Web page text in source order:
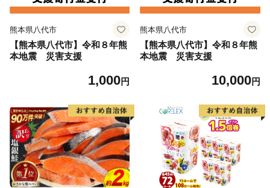
熊本県八代市
【熊本県八代市】令和８年熊
本地震 災害支援
1,000円
熊本県八代市
【熊本県八代市】令和８年熊
本地震 災害支援
10,000円